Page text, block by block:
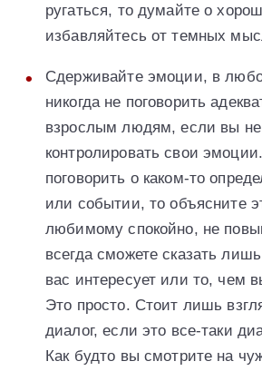
ругаться, то думайте о
избавляйтесь от темных
Сдерживайте эмоции, в
никогда не поговорить
взрослым людям, если вы
контролировать свои
поговорить о каком-то
или событии, то объясните
любимому спокойно, не
всегда сможете сказать
вас интересует или то, чем
Это просто. Стоит лишь
диалог, если это все-таки
Как будто вы смотрите на